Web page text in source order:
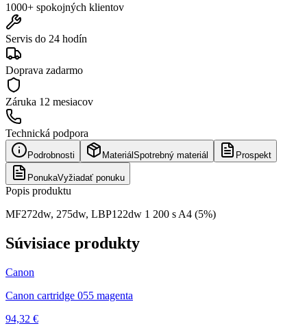
1000+ spokojných klientov
Servis do 24 hodín
Doprava zadarmo
Záruka 12 mesiacov
Technická podpora
Podrobnosti Materiál Spotrebný materiál Prospekt
PonukaVyžiadať ponuku
Popis produktu
MF272dw, 275dw, LBP122dw 1 200 s A4 (5%)
Súvisiace produkty
Canon
Canon cartridge 055 magenta
94,32 €